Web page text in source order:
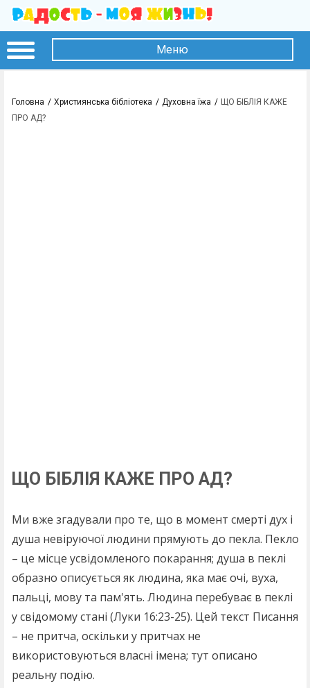
Меню
Головна Християнська бібліотека Духовна їжа
ЩО БІБЛІЯ КАЖЕ
ПРО АД?
ЩО БІБЛІЯ КАЖЕ ПРО АД?
Ми вже згадували про те, що в момент смерті дух і
душа невіруючої людини прямують до пекла. Пекло
– це місце усвідомленого покарання; душа в пеклі
образно описується як людина, яка має очі, вуха,
пальці, мову та пам'ять. Людина перебуває в пеклі
у свідомому стані (Луки 16:23-25). Цей текст Писання
– не притча, оскільки у притчах не
використовуються власні імена; тут описано
реальну подію.